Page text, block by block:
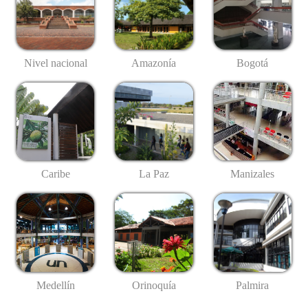
Nivel nacional Amazonía Bogotá
Caribe La Paz Manizales
Medellín Orinoquía Palmira